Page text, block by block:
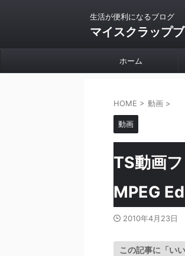
生活が便利になるブログ
マイスクラップ
ホーム
HOME > 動画 >
動画
TS動画
MPEG
2010年4月23日
この記事に「い